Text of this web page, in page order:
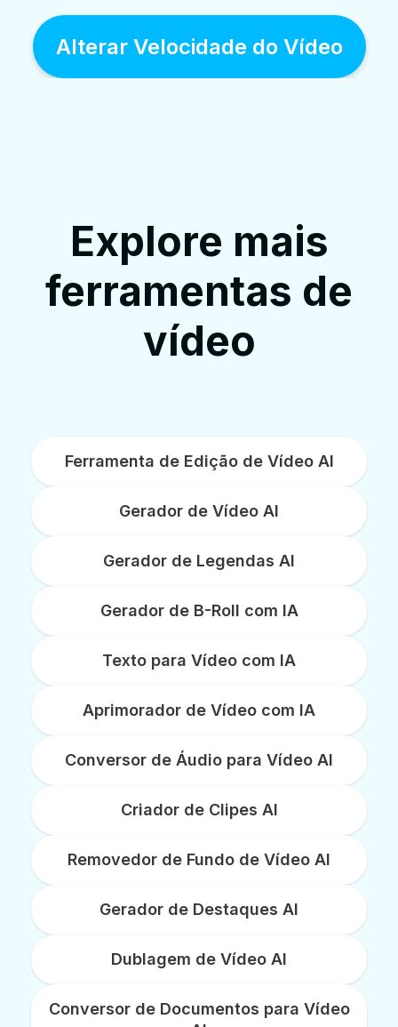
Alterar Velocidade do Vídeo
Explore mais
ferramentas de
vídeo
Ferramenta de Edição de Vídeo AI
Gerador de Vídeo AI
Gerador de Legendas AI
Gerador de B-Roll com IA
Texto para Vídeo com IA
Aprimorador de Vídeo com IA
Conversor de Áudio para Vídeo AI
Criador de Clipes AI
Removedor de Fundo de Vídeo AI
Gerador de Destaques AI
Dublagem de Vídeo AI
Conversor de Documentos para Vídeo